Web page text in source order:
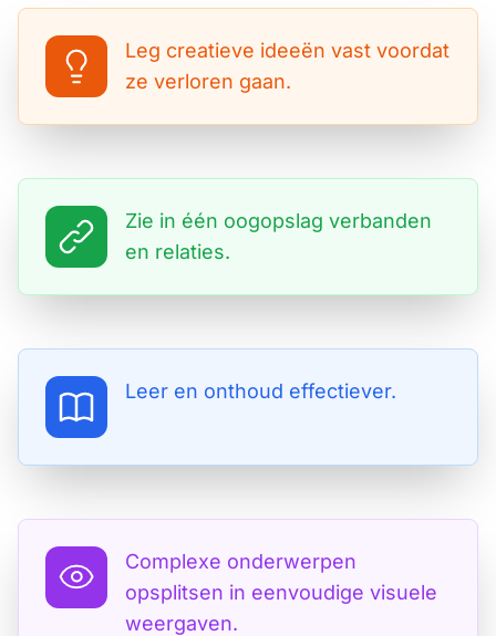
Leg creatieve ideeën vast voordat
ze verloren gaan.
Zie in één oogopslag verbanden
en relaties.
Leer en onthoud effectiever.
Complexe onderwerpen
opsplitsen in eenvoudige visuele
weergaven.